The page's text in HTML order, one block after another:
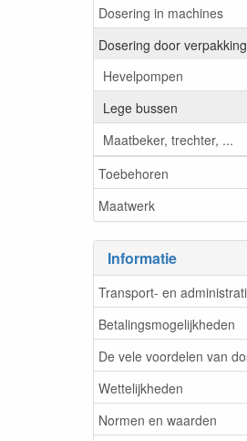
Dosering in machines
Dosering door verpakking
Hevelpompen
Lege bussen
Maatbeker, trechter, ...
Toebehoren
Maatwerk
Informatie
Transport- en
Betalingsmogelijkheden
De vele voordelen van
Wettelijkheden
Normen en waarden